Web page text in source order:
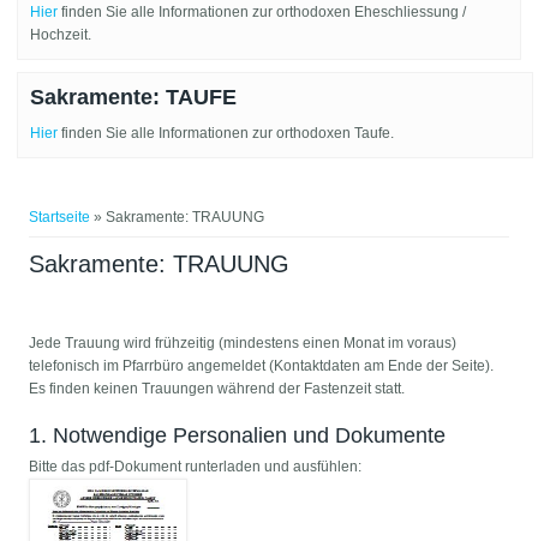
Hier finden Sie alle Informationen zur orthodoxen Eheschliessung /
Hochzeit.
Sakramente: TAUFE
Hier finden Sie alle Informationen zur orthodoxen Taufe.
Startseite » Sakramente: TRAUUNG
Sakramente: TRAUUNG
Jede Trauung wird frühzeitig (mindestens einen Monat im voraus)
telefonisch im Pfarrbüro angemeldet (Kontaktdaten am Ende der Seite).
Es finden keinen Trauungen während der Fastenzeit statt.
1. Notwendige Personalien und Dokumente
Bitte das pdf-Dokument runterladen und ausfühlen: